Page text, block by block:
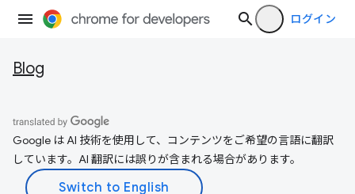
ログイン
Blog
Google は AI 技術を使用して、コンテンツをご希望の言語に翻訳
しています。AI 翻訳には誤りが含まれる場合があります。